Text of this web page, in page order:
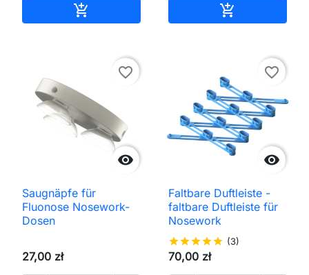
 

favorite_border
Saugnäpfe für
Fluonose Nosework-
Dosen
27,00 zł

favorite_border
Faltbare Duftleiste -
faltbare Duftleiste für
Nosework
starstarstarstarstar (3)
70,00 zł